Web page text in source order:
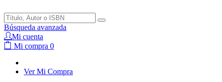
Búsqueda avanzada
Mi cuenta
Mi compra 0
Ver Mi Compra